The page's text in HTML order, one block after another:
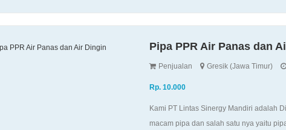
Pipa PPR Air Panas dan
Penjualan Gresik (Jawa Timur)
Rp. 10.000
Kami PT Lintas Sinergy Mandiri adalah
macam pipa dan salah satu nya yaitu